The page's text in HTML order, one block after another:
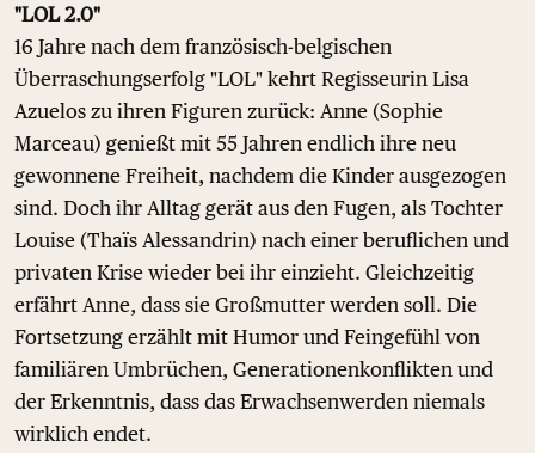
"LOL 2.0"
16 Jahre nach dem französisch-belgischen
Überraschungserfolg "LOL" kehrt Regisseurin Lisa
Azuelos zu ihren Figuren zurück: Anne (Sophie
Marceau) genießt mit 55 Jahren endlich ihre neu
gewonnene Freiheit, nachdem die Kinder ausgezogen
sind. Doch ihr Alltag gerät aus den Fugen, als Tochter
Louise (Thaïs Alessandrin) nach einer beruflichen und
privaten Krise wieder bei ihr einzieht. Gleichzeitig
erfährt Anne, dass sie Großmutter werden soll. Die
Fortsetzung erzählt mit Humor und Feingefühl von
familiären Umbrüchen, Generationenkonflikten und
der Erkenntnis, dass das Erwachsenwerden niemals
wirklich endet.